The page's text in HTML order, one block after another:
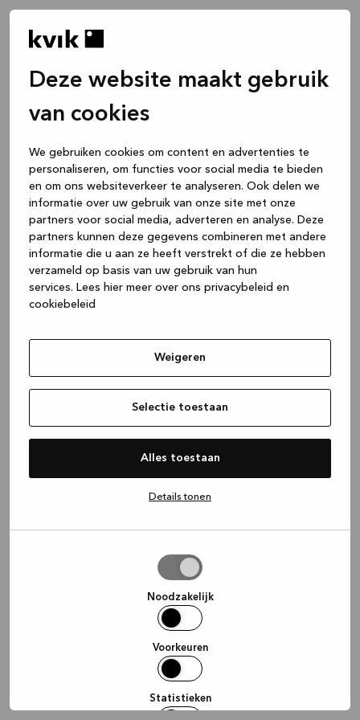
Deze website maakt gebruik
van cookies
We gebruiken cookies om content en advertenties te
personaliseren, om functies voor social media te bieden
en om ons websiteverkeer te analyseren. Ook delen we
informatie over uw gebruik van onze site met onze
partners voor social media, adverteren en analyse. Deze
partners kunnen deze gegevens combineren met andere
informatie die u aan ze heeft verstrekt of die ze hebben
verzameld op basis van uw gebruik van hun
services. Lees hier meer over ons privacybeleid en
cookiebeleid
Weigeren
Selectie toestaan
Alles toestaan
Details tonen
Noodzakelijk
Voorkeuren
Statistieken
(see the browser console for more
information).